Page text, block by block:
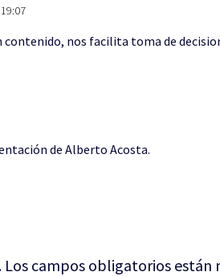
contenido, nos facilita toma de
de Alberto Acosta.
Los campos obligatorios están